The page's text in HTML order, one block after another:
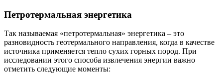
Петротермальная энергетика
Так называемая «петротермальная» энергетика – это
разновидность геотермального направления, когда в качестве
источника применяется тепло сухих горных пород. При
исследовании этого способа извлечения энергии важно
отметить следующие моменты: